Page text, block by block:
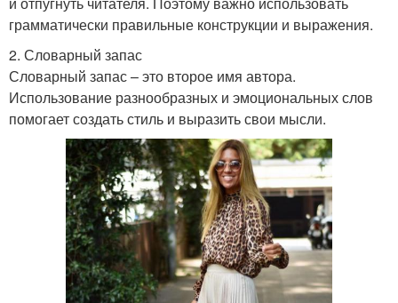
грамматически правильные конструкции и выражения.
2. Словарный запас
Словарный запас – это второе имя автора.
Использование разнообразных и эмоциональных слов
помогает создать стиль и выразить свои мысли.